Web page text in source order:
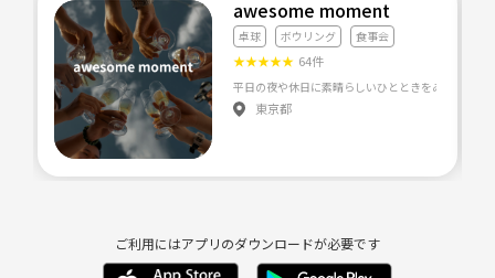
はじめてイベントに参加する方でも大歓迎です！
設立したばかりなので、これからメンバーをどんどん増やしていきま
人数が少ないため、ここのお店に行ってみたい！などのリクエストがあ
れば検討しますので是非お伝えください😊
少しでも気になった方や参加希望の方は気軽にメッセージください🌸
awesome moment
卓球 ボウリング 食事会
★★★★★ 64件
平日の夜や休日に素晴らしいひとときをみんなと
東京都
ご利用にはアプリのダウンロードが必要です